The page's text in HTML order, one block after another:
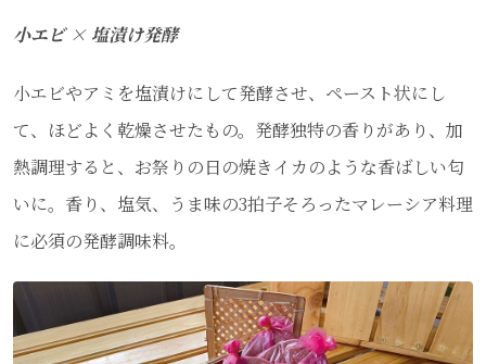
小エビ × 塩漬け発酵
小エビやアミを塩漬けにして発酵させ、ペースト状にし
て、ほどよく乾燥させたもの。発酵独特の香りがあり、加
熱調理すると、お祭りの日の焼きイカのような香ばしい匂
いに。香り、塩気、うま味の3拍子そろったマレーシア料理
に必須の発酵調味料。